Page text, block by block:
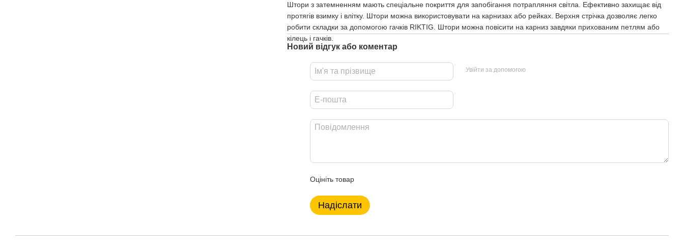
Штори з затемненням мають спеціальне покриття для запобігання потрапляння світла. Ефективно захищає від
протягів взимку і влітку. Штори можна використовувати на карнизах або рейках. Верхня стрічка дозволяє легко
робити складки за допомогою гачків RIKTIG. Штори можна повісити на карниз завдяки прихованим петлям або
кілець і гачків.
Новий відгук або коментар
Увійти за допомогою
Оцініть товар
Надіслати